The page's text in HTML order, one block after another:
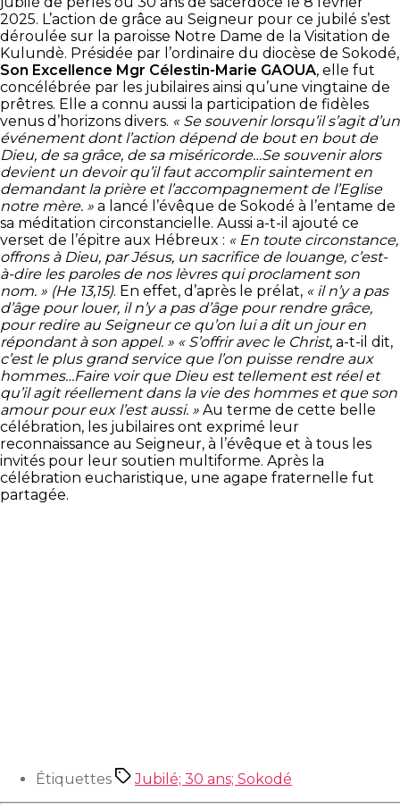
2025. L’action de grâce au Seigneur pour ce jubilé s’est
déroulée sur la paroisse Notre Dame de la Visitation de
Kulundè. Présidée par l’ordinaire du diocèse de Sokodé,
Son Excellence Mgr Célestin-Marie GAOUA, elle fut
concélébrée par les jubilaires ainsi qu’une vingtaine de
prêtres. Elle a connu aussi la participation de fidèles
venus d’horizons divers. « Se souvenir lorsqu’il s’agit d’un
événement dont l’action dépend de bout en bout de
Dieu, de sa grâce, de sa miséricorde…Se souvenir alors
devient un devoir qu’il faut accomplir saintement en
demandant la prière et l’accompagnement de l’Eglise
notre mère. » a lancé l’évêque de Sokodé à l’entame de
sa méditation circonstancielle. Aussi a-t-il ajouté ce
verset de l’épitre aux Hébreux : « En toute circonstance,
offrons à Dieu, par Jésus, un sacrifice de louange, c’est-
à-dire les paroles de nos lèvres qui proclament son
nom. » (He 13,15). En effet, d’après le prélat, « il n’y a pas
d’âge pour louer, il n’y a pas d’âge pour rendre grâce,
pour redire au Seigneur ce qu’on lui a dit un jour en
répondant à son appel. » « S’offrir avec le Christ, a-t-il dit,
c’est le plus grand service que l’on puisse rendre aux
hommes…Faire voir que Dieu est tellement est réel et
qu’il agit réellement dans la vie des hommes et que son
amour pour eux l’est aussi. » Au terme de cette belle
célébration, les jubilaires ont exprimé leur
reconnaissance au Seigneur, à l’évêque et à tous les
invités pour leur soutien multiforme. Après la
célébration eucharistique, une agape fraternelle fut
partagée.
Étiquettes Jubilé; 30 ans; Sokodé